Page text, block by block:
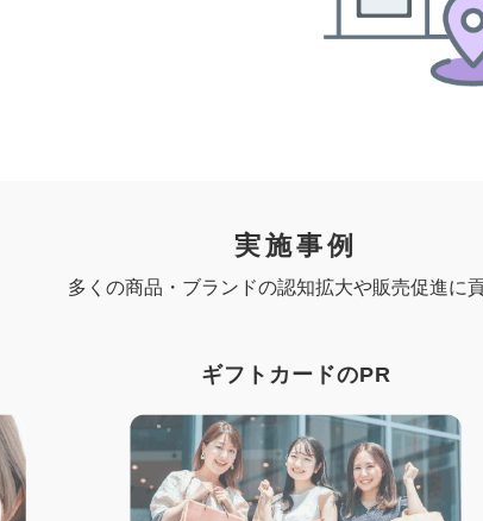
実施事例
多くの商品・ブランドの認知拡大や販売促進に貢
ギフトカードのPR